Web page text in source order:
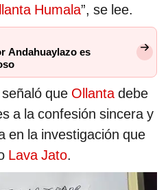
Humala”, se lee.
Andahuaylazo es
que Ollanta debe
a la confesión sincera y
en la investigación que
Lava Jato.